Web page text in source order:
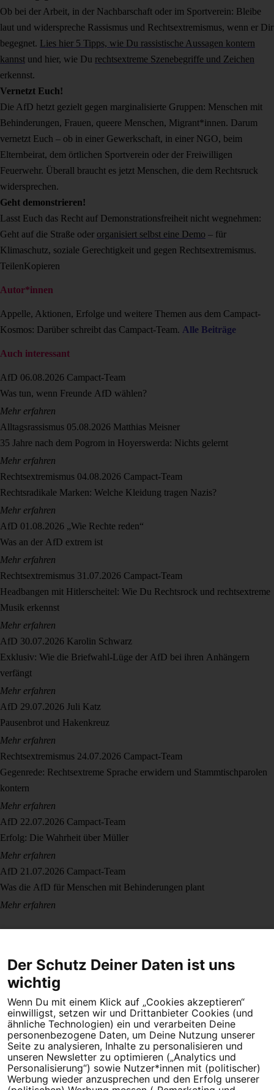
Ob bei der Arbeit, in der Nachbarschaft oder im Sportverein: Bleibe
laut und widerspreche Rassismus und Rechtsextremismus, wenn er Dir
begegnet. Lies hier 5 Tipps, wie Du rassistische Aussagen kontern
kannst und hier, wie Du rechtsextreme Szenebegriffe und Zeichen
erkennst.
Vernetzt Euch!
Die AfD hetzt gezielt gegen marginalisierte Gruppen: Menschen mit
Behinderungen, Frauen, queere Menschen, Migrant*innen. Darum
vernetzt Euch – ob in einer Gewerkschaft, in einer NGO, beim
Elternbeirat, dem örtlichen Sportverein oder der Freiwilligen
Feuerwehr. Überall braucht es jetzt Menschen, die dem Rechtsruck
widersprechen.
Geht demonstrieren!
Lasst Euch das Recht auf Demonstrationsfreiheit nicht wegnehmen:
Geht auf die Straße oder organisiert selbst eine Demo – für
Klimaschutz, soziale Gerechtigkeit und gegen Rechtsextremismus.
TeilenKopieren
Autor*innen
Appelle, Aktionen, Erfolge und weitere Themen aus dem Campact-
Kosmos: Darüber schreibt das Campact-Team. Alle Beiträge
Auch interessant
AfD 06.08.2026 Campact-Team
Was tun, wenn Freunde AfD wählen?
Mehr erfahren
Alltagsrassismus 05.08.2026 Matthias Meisner
35 Jahre nach dem Pogrom in Hoyerswerda: Nichts gelernt
Mehr erfahren
Rechtsextremismus 04.08.2026 Campact-Team
Rechtsradikale Marken: Welche Kleidung tragen Nazis?
Mehr erfahren
AfD 01.08.2026 „Wie Rechte reden“
Was an der AfD extrem ist
Mehr erfahren
Rechtsextremismus 31.07.2026 Campact-Team
Headbangen mit Hitlerscheitel: Wie Du Rechtsrock und rechtsextreme
Musik erkennst
Mehr erfahren
AfD 30.07.2026 Karolin Schwarz
Exklusiv: Wie die Briefwahl-Lüge der AfD bei ihren Anhängern
verfängt
Mehr erfahren
AfD 29.07.2026 Juli Katz
Pausenbrot und Hakenkreuz
Mehr erfahren
Rechtsextremismus 24.07.2026 Campact-Team
Gegenrede: Rechtsextreme Sprache erwidern und Stammtischparolen
kontern
Mehr erfahren
AfD 22.07.2026 Campact-Team
Erfolg: Die Wahrheit über Müller
Mehr erfahren
AfD 21.07.2026 Campact-Team
Was die AfD für Menschen mit Behinderungen plant
Mehr erfahren
Dein Engagement macht den Unterschied. Schließe Dich 4,5
Millionen Menschen an.
Newsletter bestellen
Der Schutz Deiner Daten ist uns
wichtig
Wenn Du mit einem Klick auf „Cookies akzeptieren“
einwilligst, setzen wir und Drittanbieter Cookies (und
ähnliche Technologien) ein und verarbeiten Deine
personenbezogene Daten, um Deine Nutzung unserer
Seite zu analysieren, Inhalte zu personalisieren und
unseren Newsletter zu optimieren („Analytics und
Personalisierung“) sowie Nutzer*innen mit (politischer)
Werbung wieder anzusprechen und den Erfolg unserer